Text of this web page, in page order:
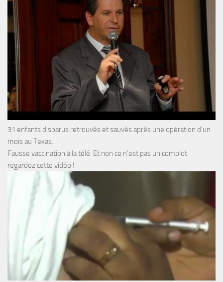
31 enfants disparus retrouvés et sauvés après une opération d’un
mois au Texas.
Fausse vaccination à la télé. Et non ce n’est pas un complot
regardez cette vidéo !